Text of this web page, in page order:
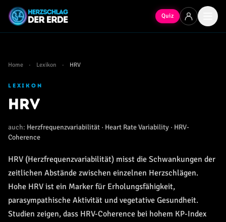
Quiz
Home · Lexikon · HRV
LEXIKON
HRV
auch: Herzfrequenzvariabilität · Heart Rate Variability · HRV-
Coherence
HRV (Herzfrequenzvariabilität) misst die Schwankungen der
zeitlichen Abstände zwischen einzelnen Herzschlägen.
Hohe HRV ist ein Marker für Erholungsfähigkeit,
parasympathische Aktivität und vegetative Gesundheit.
Studien zeigen, dass HRV-Coherence bei hohem KP-Index